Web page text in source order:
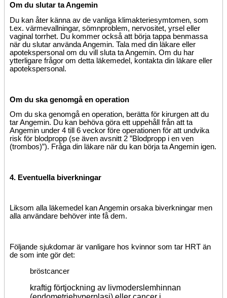
Om du slutar ta Angemin
Du kan åter känna av de vanliga klimakteriesymtomen, som
t.ex. värmevallningar, sömnproblem, nervositet, yrsel eller
vaginal torrhet. Du kommer också att börja tappa benmassa
när du slutar använda Angemin. Tala med din läkare eller
apotekspersonal om du vill sluta ta Angemin. Om du har
ytterligare frågor om detta läkemedel, kontakta din läkare eller
apotekspersonal.
Om du ska genomgå en operation
Om du ska genomgå en operation, berätta för kirurgen att du
tar Angemin. Du kan behöva göra ett uppehåll från att ta
Angemin under 4 till 6 veckor före operationen för att undvika
risk för blodpropp (se även avsnitt 2 ”Blodpropp i en ven
(trombos)”). Fråga din läkare när du kan börja ta Angemin igen.
4. Eventuella biverkningar
Liksom alla läkemedel kan Angemin orsaka biverkningar men
alla användare behöver inte få dem.
Följande sjukdomar är vanligare hos kvinnor som tar HRT än
de som inte gör det:
bröstcancer
kraftig förtjockning av livmoderslemhinnan